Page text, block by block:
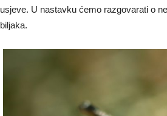
usjeve. U nastavku ćemo razgovarati o
biljaka.